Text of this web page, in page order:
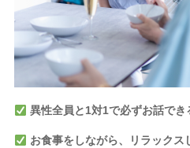
異性全員と1対1で必ずお話で
お食事をしながら、リラック